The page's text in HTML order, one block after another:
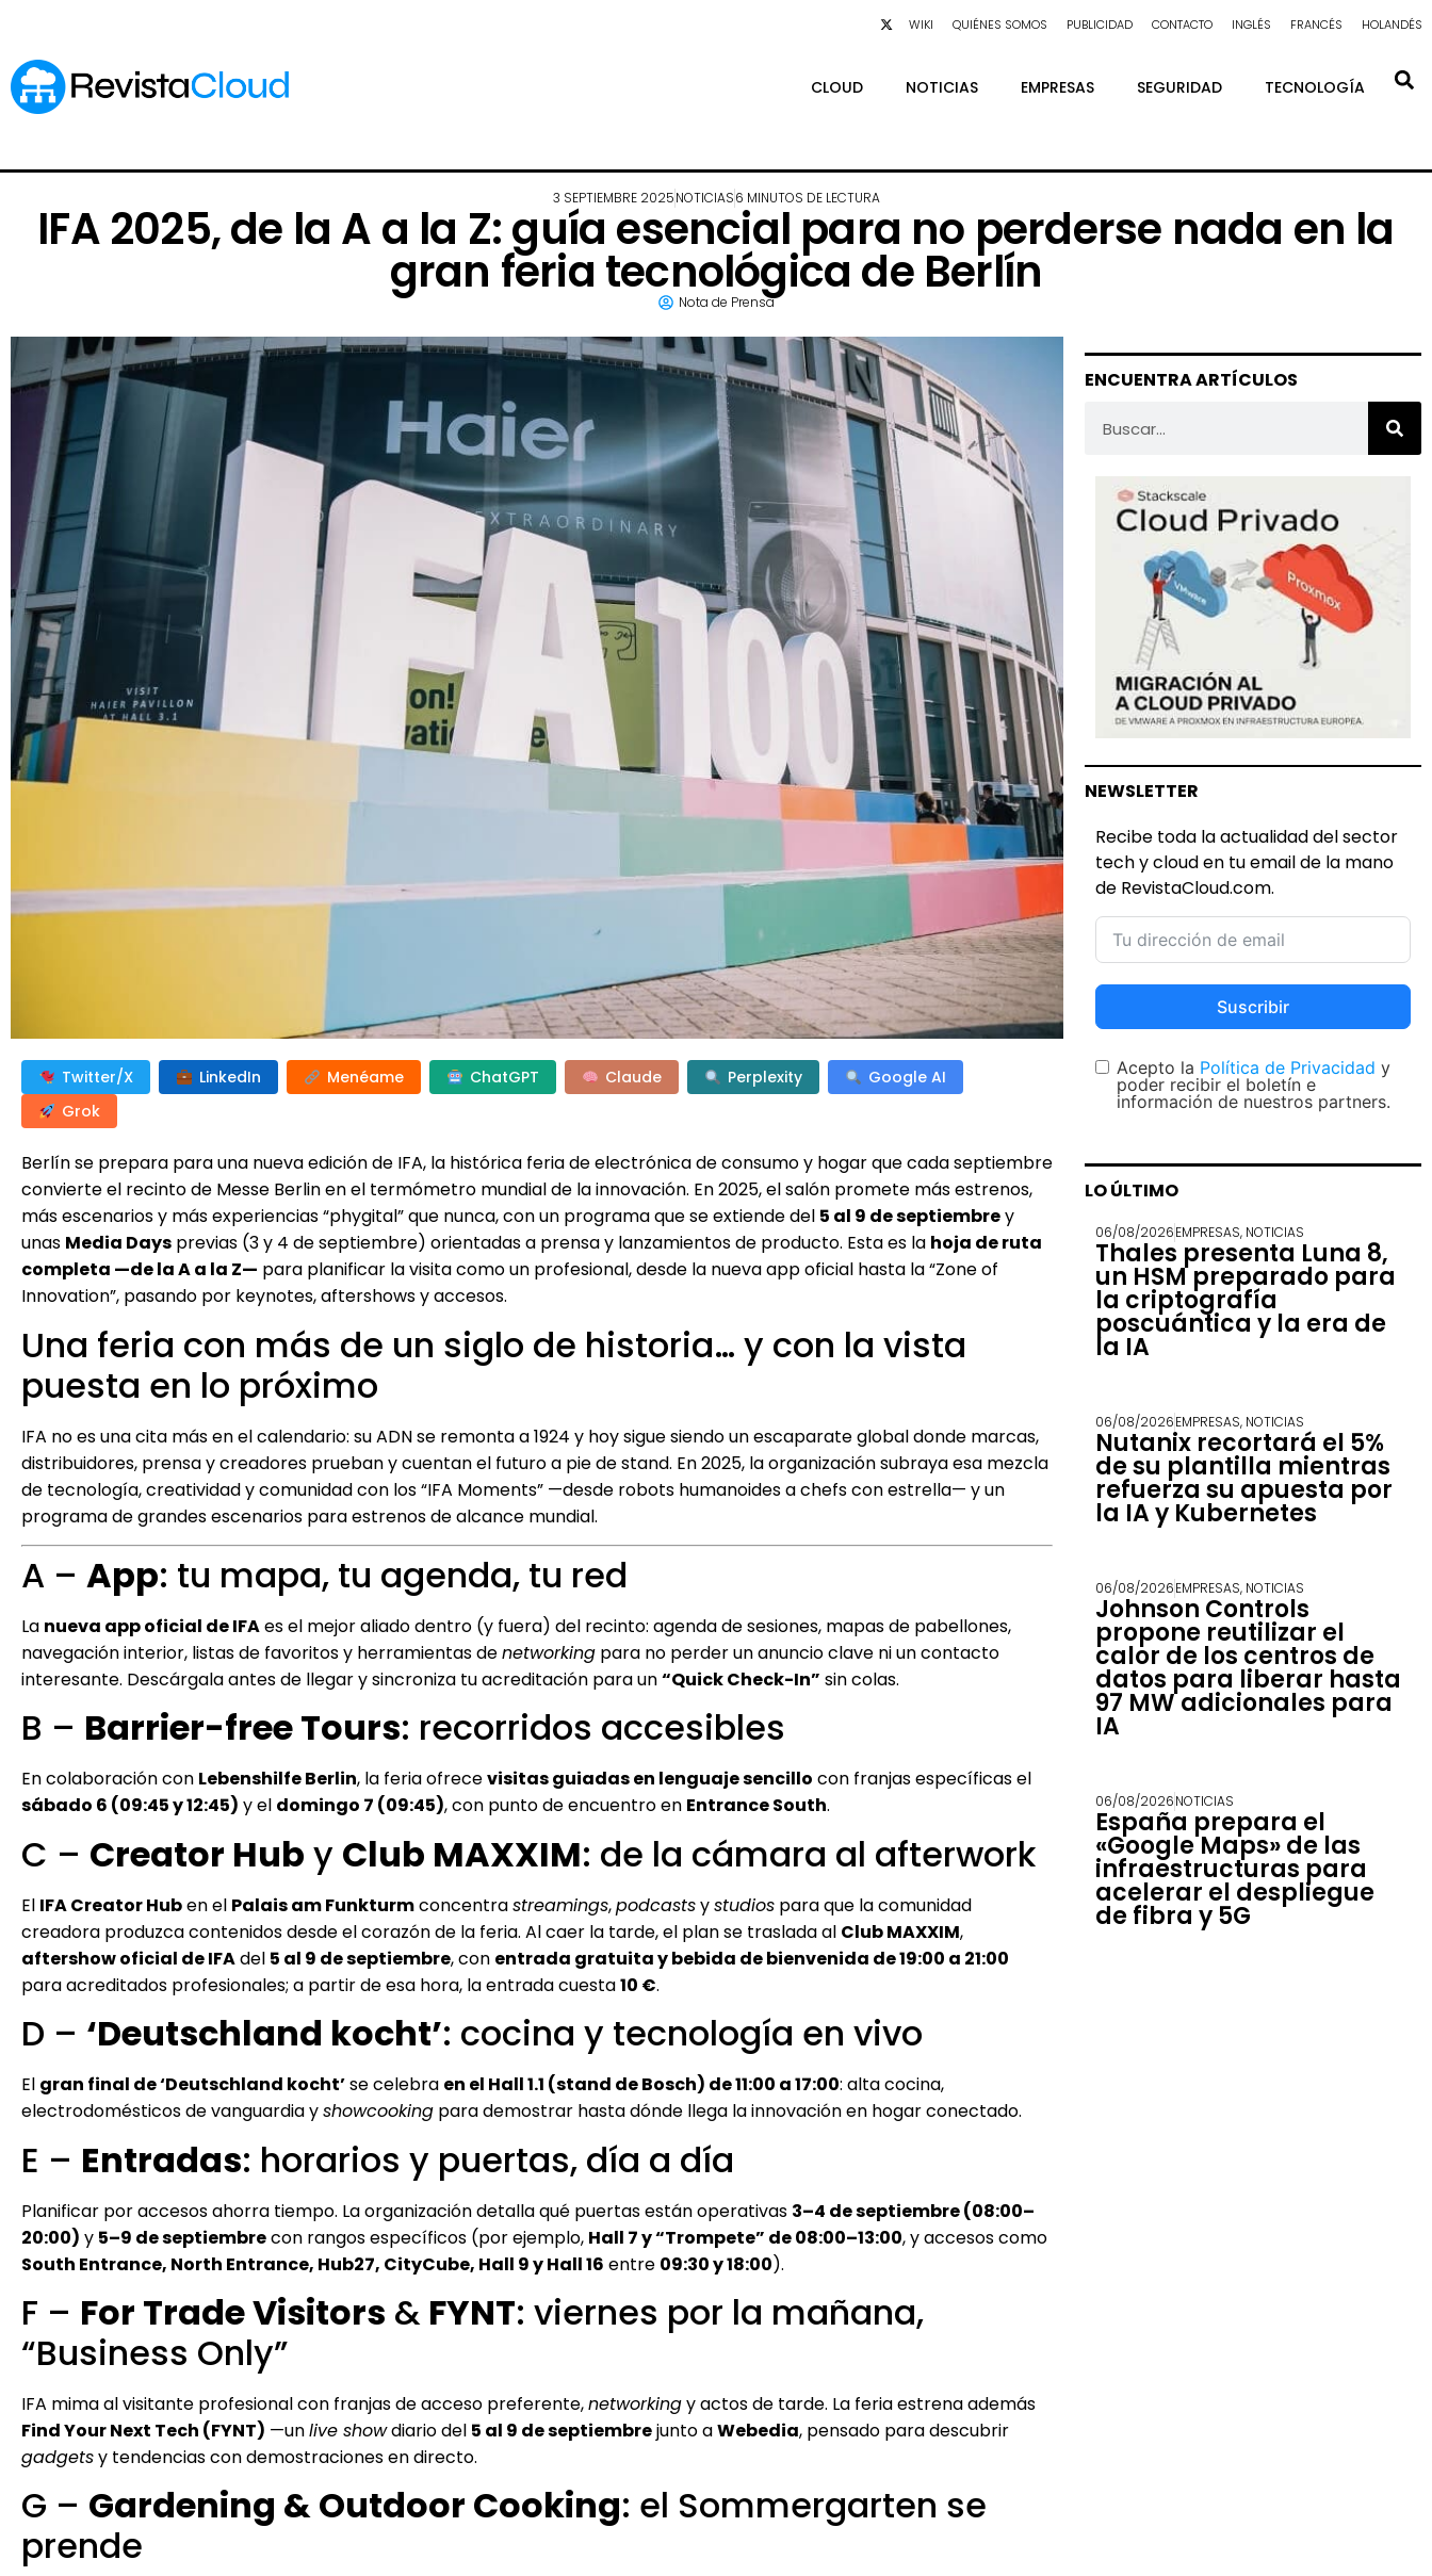
WIKI QUIÉNES SOMOS PUBLICIDAD CONTACTO INGLÉS FRANCÉS HOLANDÉS
CLOUD NOTICIAS EMPRESAS SEGURIDAD TECNOLOGÍA
3 SEPTIEMBRE 2025NOTICIAS6 MINUTOS DE LECTURA
IFA 2025, de la A a la Z: guía esencial para no perderse nada en la
gran feria tecnológica de Berlín
Nota de Prensa
Twitter/X LinkedIn Menéame ChatGPT Claude Perplexity
Google AI
Grok
Berlín se prepara para una nueva edición de IFA, la histórica feria de electrónica de consumo y hogar que cada septiembre
convierte el recinto de Messe Berlin en el termómetro mundial de la innovación. En 2025, el salón promete más estrenos,
más escenarios y más experiencias “phygital” que nunca, con un programa que se extiende del 5 al 9 de septiembrey
unas Media Days previas (3 y 4 de septiembre) orientadas a prensa y lanzamientos de producto. Esta es la hoja de ruta
completa —de la A a la Z— para planificar la visita como un profesional, desde la nueva app oficial hasta la “Zone of
Innovation”, pasando por keynotes, aftershows y accesos.
Una feria con más de un siglo de historia… y con la vista
puesta en lo próximo
IFA no es una cita más en el calendario: su ADN se remonta a 1924 y hoy sigue siendo un escaparate global donde marcas,
distribuidores, prensa y creadores prueban y cuentan el futuro a pie de stand. En 2025, la organización subraya esa mezcla
de tecnología, creatividad y comunidad con los “IFA Moments” —desde robots humanoides a chefs con estrella— y un
programa de grandes escenarios para estrenos de alcance mundial.
A – App: tu mapa, tu agenda, tu red
La nueva app oficial de IFAes el mejor aliado dentro (y fuera) del recinto: agenda de sesiones, mapas de pabellones,
navegación interior, listas de favoritos y herramientas denetworking para no perder un anuncio clave ni un contacto
interesante. Descárgala antes de llegar y sincroniza tu acreditación para un“Quick Check-In” sin colas.
B – Barrier-free Tours: recorridos accesibles
En colaboración con Lebenshilfe Berlin, la feria ofrecevisitas guiadas en lenguaje sencillo con franjas específicas el
sábado 6 (09:45 y 12:45) y el domingo 7 (09:45), con punto de encuentro en Entrance South.
C – Creator Hub y Club MAXXIM: de la cámara al afterwork
El IFA Creator Huben el Palais am Funkturmconcentrastreamings,podcastsystudios para que la comunidad
creadora produzca contenidos desde el corazón de la feria. Al caer la tarde, el plan se traslada al Club MAXXIM,
aftershow oficial de IFAdel 5 al 9 de septiembre, con entrada gratuita y bebida de bienvenida de 19:00 a 21:00
para acreditados profesionales; a partir de esa hora, la entrada cuesta10 €.
D – ‘Deutschland kocht’: cocina y tecnología en vivo
El gran final de ‘Deutschland kocht’se celebra en el Hall 1.1 (stand de Bosch) de 11:00 a 17:00: alta cocina,
electrodomésticos de vanguardia yshowcooking para demostrar hasta dónde llega la innovación en hogar conectado.
E – Entradas: horarios y puertas, día a día
Planificar por accesos ahorra tiempo. La organización detalla qué puertas están operativas 3–4 de septiembre (08:00–
20:00) y 5–9 de septiembrecon rangos específicos (por ejemplo, Hall 7 y “Trompete” de 08:00–13:00, y accesos como
South Entrance, North Entrance, Hub27, CityCube, Hall 9 y Hall 16 entre 09:30 y 18:00).
F – For Trade Visitors & FYNT: viernes por la mañana,
“Business Only”
IFA mima al visitante profesional con franjas de acceso preferente,networkingy actos de tarde. La feria estrena además
Find Your Next Tech (FYNT) —unlive showdiario del 5 al 9 de septiembrejunto aWebedia, pensado para descubrir
gadgetsy tendencias con demostraciones en directo.
G – Gardening & Outdoor Cooking: el Sommergarten se
prende
ENCUENTRA ARTÍCULOS
NEWSLETTER
Recibe toda la actualidad del sector
tech y cloud en tu email de la mano
de RevistaCloud.com.
Suscribir
Acepto la Política de Privacidad y
poder recibir el boletín e
información de nuestros partners.
LO ÚLTIMO
06/08/2026EMPRESAS, NOTICIAS
Thales presenta Luna 8,
un HSM preparado para
la criptografía
poscuántica y la era de
la IA
06/08/2026EMPRESAS, NOTICIAS
Nutanix recortará el 5%
de su plantilla mientras
refuerza su apuesta por
la IA y Kubernetes
06/08/2026EMPRESAS, NOTICIAS
Johnson Controls
propone reutilizar el
calor de los centros de
datos para liberar hasta
97 MW adicionales para
IA
06/08/2026NOTICIAS
España prepara el
«Google Maps» de las
infraestructuras para
acelerar el despliegue
de fibra y 5G